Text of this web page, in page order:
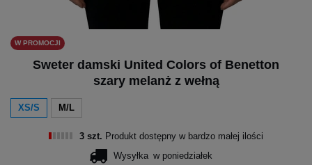
W PROMOCJI
Sweter damski United Colors of Benetton
szary melanż z wełną
XS/S M/L
3 szt. Produkt dostępny w bardzo małej ilości
Wysyłka w poniedziałek